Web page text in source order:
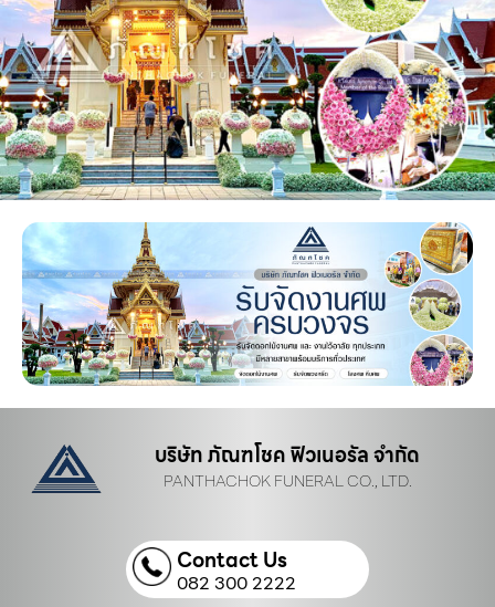
บริษัท ภัณฑโชค ฟิวเนอรัล จำกัด
PANTHACHOK FUNERAL CO., LTD.
Contact Us
082 300 2222